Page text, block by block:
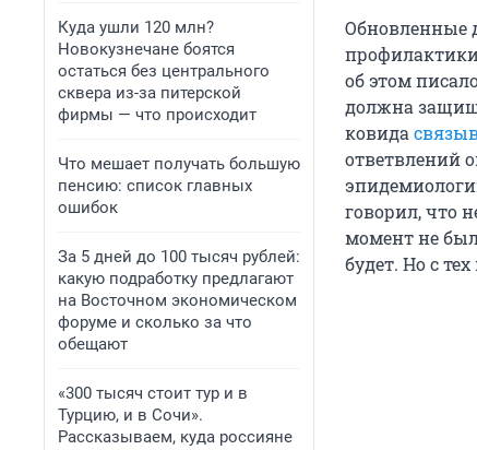
Куда ушли 120 млн?
Новокузнечане боятся
остаться без центрального
сквера из-за питерской
фирмы — что происходит
Что мешает получать большую
пенсию: список главных
ошибок
За 5 дней до 100 тысяч рублей:
какую подработку предлагают
на Восточном экономическом
форуме и сколько за что
обещают
«300 тысяч стоит тур и в
Турцию, и в Сочи».
Рассказываем, куда россияне
Обновленные
об этом
должна
ковида
ответвлений
говорил, что
момент не
будет. Но с